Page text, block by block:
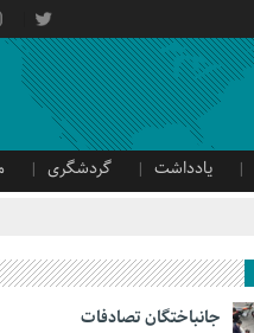
یادداشت گردشگری
جانباختگان تصادفات